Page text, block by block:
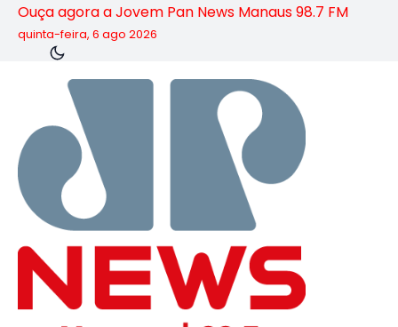
Ouça agora a Jovem Pan News Manaus 98.7 FM
quinta-feira, 6 ago 2026